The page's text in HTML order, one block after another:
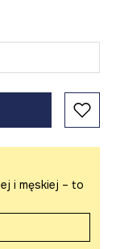
i męskiej – to